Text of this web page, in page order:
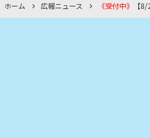
ホーム 広報ニュース 《受付中》 【